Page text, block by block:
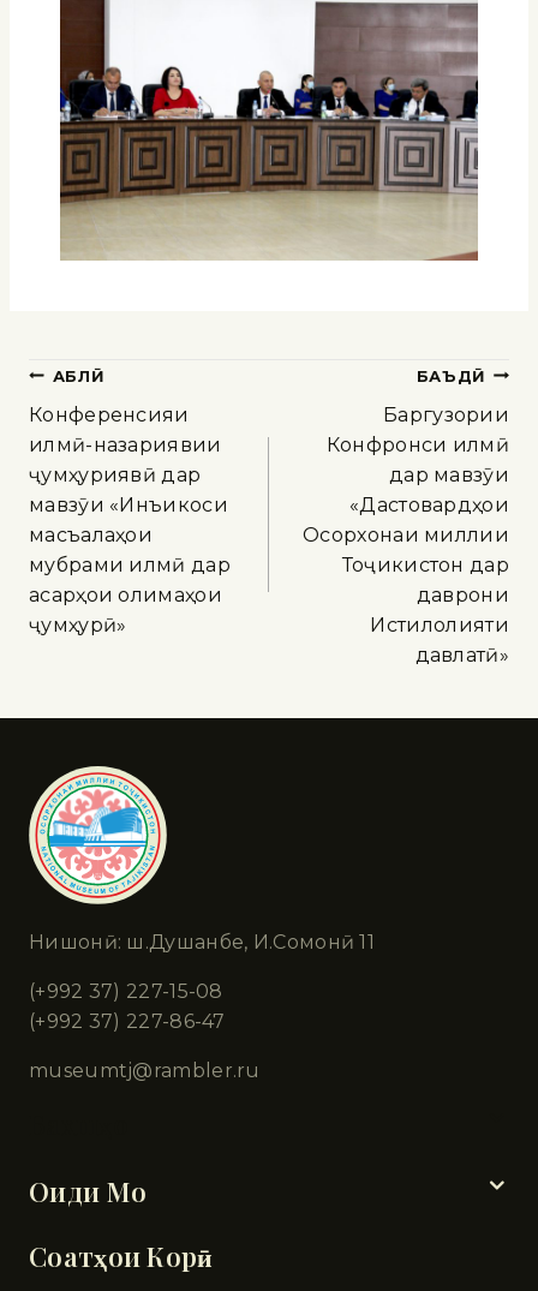
ҚАБЛӢ
Конференсияи
илмӣ-назариявии
ҷумҳуриявӣ дар
мавзӯи «Инъикоси
масъалаҳои
мубрами илмӣ дар
асарҳои олимаҳои
ҷумҳурӣ»
БАЪДӢ
Баргузории
Конфронси илмӣ
дар мавзӯи
«Дастовардҳои
Осорхонаи миллии
Тоҷикистон дар
даврони
Истиқлолияти
давлатӣ»
Нишонӣ: ш.Душанбе, И.Сомонӣ 11
(+992 37) 227-15-08
(+992 37) 227-86-47
museumtj@rambler.ru
Оиди Мо
Соатҳои Корӣ